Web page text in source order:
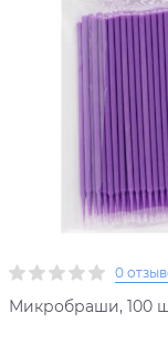
0
Микробраши, 100